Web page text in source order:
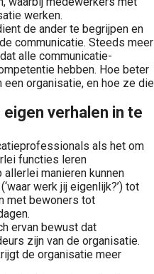
werken.
de ander te begrijpen en
communicatie. Steeds meer
alle communicatie-
hebben. Hoe beter
organisatie, en hoe ze die
verhalen in te
als het om
functies leren
manieren kunnen
werk jij eigenlijk?’) tot
met bewoners tot
ervan bewust dat
zijn van de organisatie.
de organisatie meer